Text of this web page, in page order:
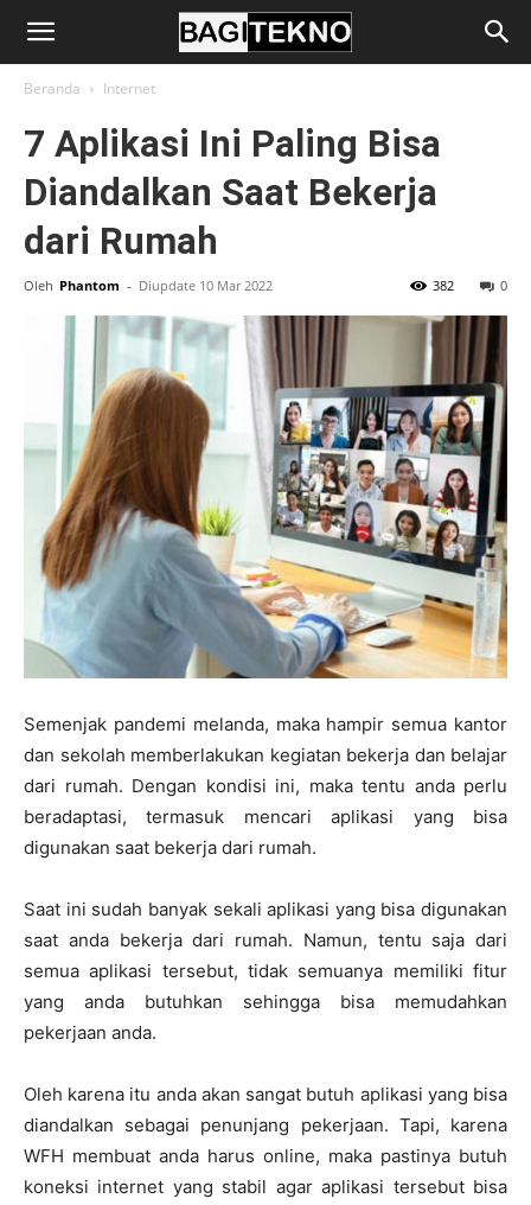
BagiTekno
Beranda Internet
7 Aplikasi Ini Paling Bisa
Diandalkan Saat Bekerja
dari Rumah
Oleh Phantom - Diupdate 10 Mar 2022 0
382
Semenjak pandemi melanda, maka hampir semua kantor
dan sekolah memberlakukan kegiatan bekerja dan belajar
dari rumah. Dengan kondisi ini, maka tentu anda perlu
beradaptasi, termasuk mencari aplikasi yang bisa
digunakan saat bekerja dari rumah.
Saat ini sudah banyak sekali aplikasi yang bisa digunakan
saat anda bekerja dari rumah. Namun, tentu saja dari
semua aplikasi tersebut, tidak semuanya memiliki fitur
yang anda butuhkan sehingga bisa memudahkan
pekerjaan anda.
Oleh karena itu anda akan sangat butuh aplikasi yang bisa
diandalkan sebagai penunjang pekerjaan. Tapi, karena
WFH membuat anda harus online, maka pastinya butuh
koneksi internet yang stabil agar aplikasi tersebut bisa